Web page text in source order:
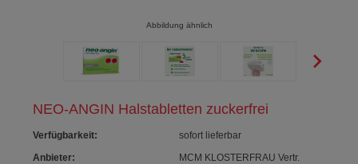
NEO-ANGIN Halstabletten zuckerfrei
Verfügbarkeit:
sofort lieferbar
Anbieter:
MCM KLOSTERFRAU Vertr.
Abbildung ähnlich